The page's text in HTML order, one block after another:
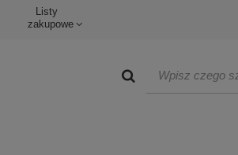
Listy
zakupowe